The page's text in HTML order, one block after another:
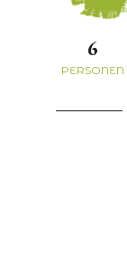
6
PERSONEN